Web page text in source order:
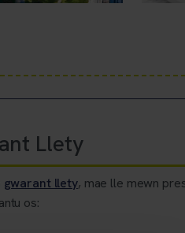
Llety
gwarant llety, mae lle mewn
os: